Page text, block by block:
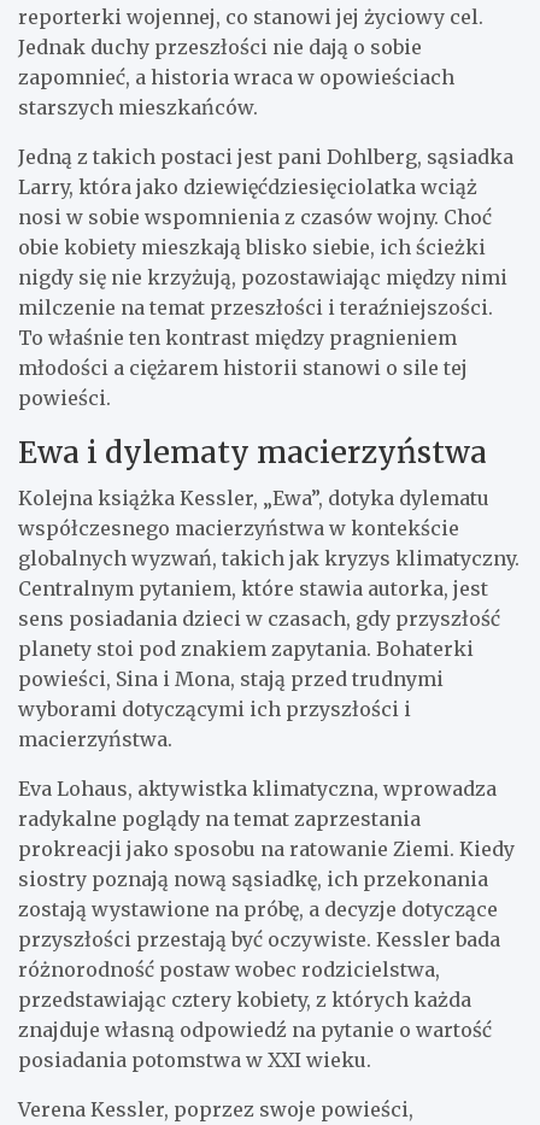
reporterki wojennej, co stanowi jej życiowy cel.
Jednak duchy przeszłości nie dają o sobie
zapomnieć, a historia wraca w opowieściach
starszych mieszkańców.
Jedną z takich postaci jest pani Dohlberg, sąsiadka
Larry, która jako dziewięćdziesięciolatka wciąż
nosi w sobie wspomnienia z czasów wojny. Choć
obie kobiety mieszkają blisko siebie, ich ścieżki
nigdy się nie krzyżują, pozostawiając między nimi
milczenie na temat przeszłości i teraźniejszości.
To właśnie ten kontrast między pragnieniem
młodości a ciężarem historii stanowi o sile tej
powieści.
Ewa i dylematy macierzyństwa
Kolejna książka Kessler, „Ewa”, dotyka dylematu
współczesnego macierzyństwa w kontekście
globalnych wyzwań, takich jak kryzys klimatyczny.
Centralnym pytaniem, które stawia autorka, jest
sens posiadania dzieci w czasach, gdy przyszłość
planety stoi pod znakiem zapytania. Bohaterki
powieści, Sina i Mona, stają przed trudnymi
wyborami dotyczącymi ich przyszłości i
macierzyństwa.
Eva Lohaus, aktywistka klimatyczna, wprowadza
radykalne poglądy na temat zaprzestania
prokreacji jako sposobu na ratowanie Ziemi. Kiedy
siostry poznają nową sąsiadkę, ich przekonania
zostają wystawione na próbę, a decyzje dotyczące
przyszłości przestają być oczywiste. Kessler bada
różnorodność postaw wobec rodzicielstwa,
przedstawiając cztery kobiety, z których każda
znajduje własną odpowiedź na pytanie o wartość
posiadania potomstwa w XXI wieku.
Verena Kessler, poprzez swoje powieści,